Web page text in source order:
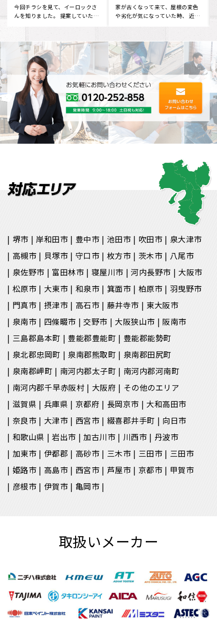
ました。
今回チラシを見て、イーロックさ
んを知りました。 提案していただ
ました。
家が古くなって来て、屋根の変色
や劣化が気になっていた時、 近所
堺市 岸和田市 豊中市 池田市 吹田市
泉大津市
高槻市
貝塚市 守口市 枚方市 茨木市
八尾市
泉佐野市
富田林市 寝屋川市 河内長野市
大阪市
松原市
大東市 和泉市 箕面市 柏原市
羽曳野市
門真市
摂津市 高石市 藤井寺市
東大阪市
泉南市
四條畷市 交野市 大阪狭山市
阪南市
三島郡島本町
豊能郡豊能町
豊能郡能勢町
泉北郡忠岡町
泉南郡熊取町
泉南郡田尻町
泉南郡岬町
南河内郡太子町
南河内郡河南町
南河内郡千早赤阪村
大阪府
その他のエリア
滋賀県
兵庫県 京都府 長岡京市
大和高田市
奈良市
大津市 西宮市 綴喜郡井手町
向日市
和歌山県
岩出市 加古川市 川西市
丹波市
加東市
伊都郡 高砂市 三木市 三田市
三田市
姫路市
高島市 西宮市 芦屋市 京都市
甲賀市
彦根市
伊賀市 亀岡市
取扱いメーカー